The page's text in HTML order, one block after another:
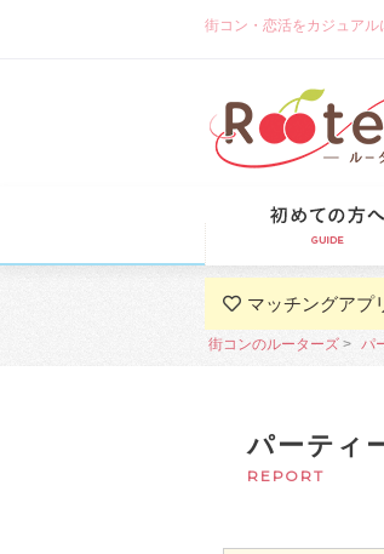
街コン・恋活をカジュア
マッチングアプ
街コンのルーターズ パ
パーティ
REPORT